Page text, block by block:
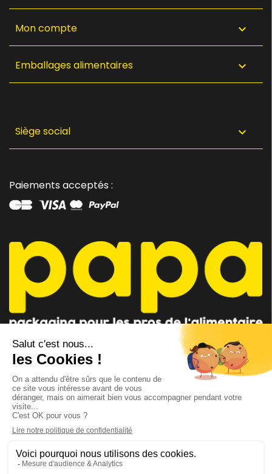
CONSEILLER PAPA
AU 04 91 35 09 09
CONTACTEZ-NOUS
par mail
Mon compte 
Emballages alimentaires 
Siège social 
Paiements acceptés :
Suivez-nous